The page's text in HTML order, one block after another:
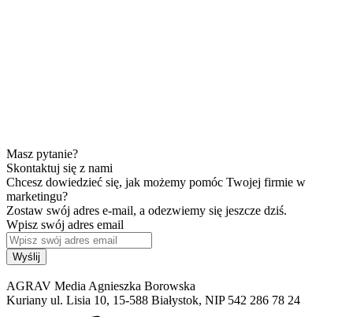
Masz pytanie?
Skontaktuj się z nami
Chcesz dowiedzieć się, jak możemy pomóc Twojej firmie w
marketingu?
Zostaw swój adres e-mail, a odezwiemy się jeszcze dziś.
Wpisz swój adres email
AGRAV Media Agnieszka Borowska
Kuriany ul. Lisia 10, 15-588 Białystok, NIP 542 286 78 24